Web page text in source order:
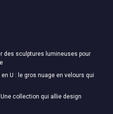
des sculptures lumineuses pour
en U : le gros nuage en velours qui
collection qui allie design